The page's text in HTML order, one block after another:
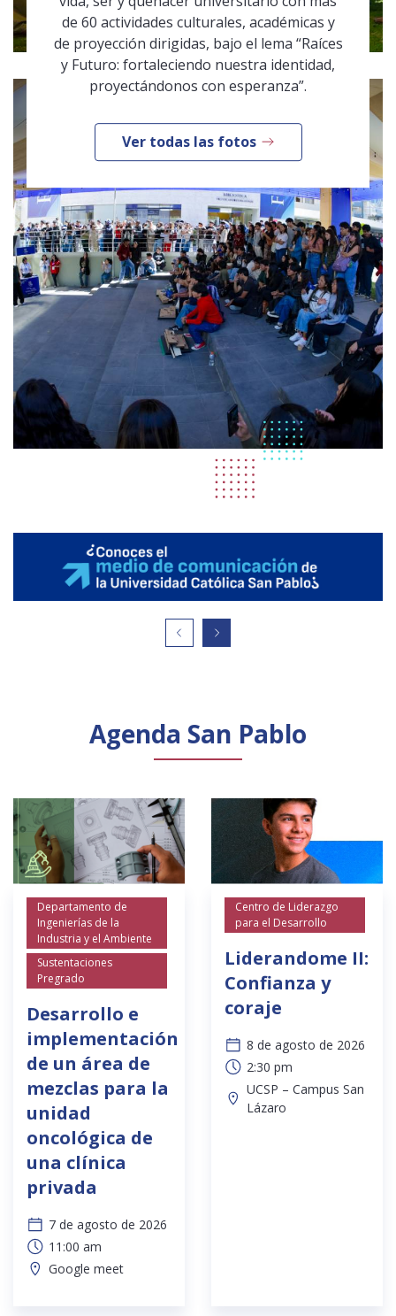
de 60 actividades culturales, académicas y
de proyección dirigidas, bajo el lema “Raíces
y Futuro: fortaleciendo nuestra identidad,
proyectándonos con esperanza”.
Ver todas las fotos
Agenda San Pablo
Departamento de
Ingenierías de la
Industria y el Ambiente
Sustentaciones
Pregrado
Desarrollo e
implementación
de un área de
mezclas para la
unidad
oncológica de
una clínica
privada
7 de agosto de 2026
11:00 am
Google meet
Centro de Liderazgo
para el Desarrollo
Liderandome II:
Confianza y
coraje
8 de agosto de 2026
2:30 pm
UCSP – Campus San
Lázaro